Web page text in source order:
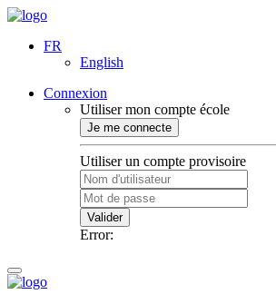
FR
English
Connexion
Utiliser mon compte école
Je me connecte
Utiliser un compte provisoire
Valider
Error: